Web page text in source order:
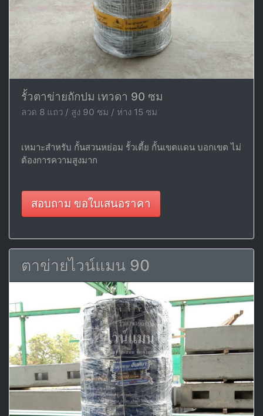
รั้วตาข่ายถักปม เทวดา 90 ซม
ลวด 8 แถว / สูง 90 ซม / ห่าง 15 ซม
เหมาะสำหรับ กั้นสวนหย่อม รั้วเตี้ย กั้นเขตแดน บอกเขต ไม่
ต้องการความสูงมาก
สอบถาม ขอใบเสนอราคา
ตาข่ายไวน์แมน 90